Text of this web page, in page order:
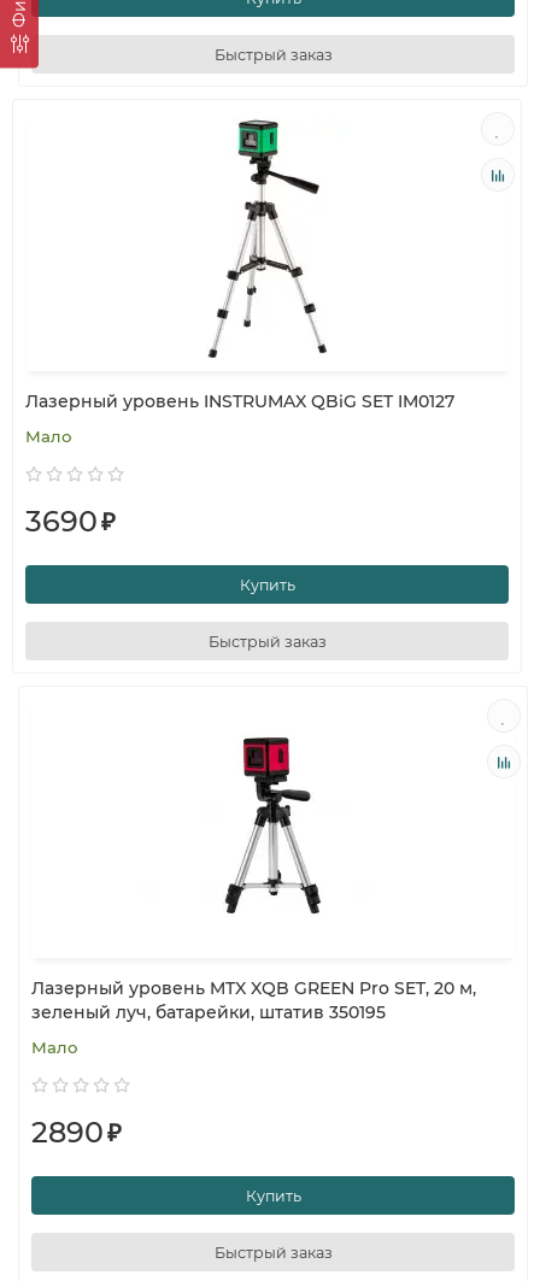
Быстрый заказ
Лазерный уровень INSTRUMAX QBiG SET IM0127
Мало
3690₽
Купить
Быстрый заказ
Лазерный уровень MTX XQB GREEN Pro SET, 20 м,
зеленый луч, батарейки, штатив 350195
Мало
2890₽
Купить
Быстрый заказ